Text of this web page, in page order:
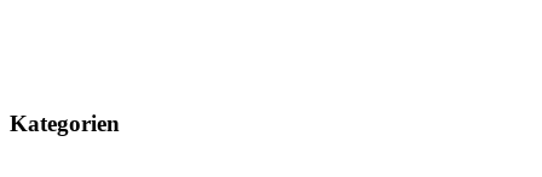
Kategorien